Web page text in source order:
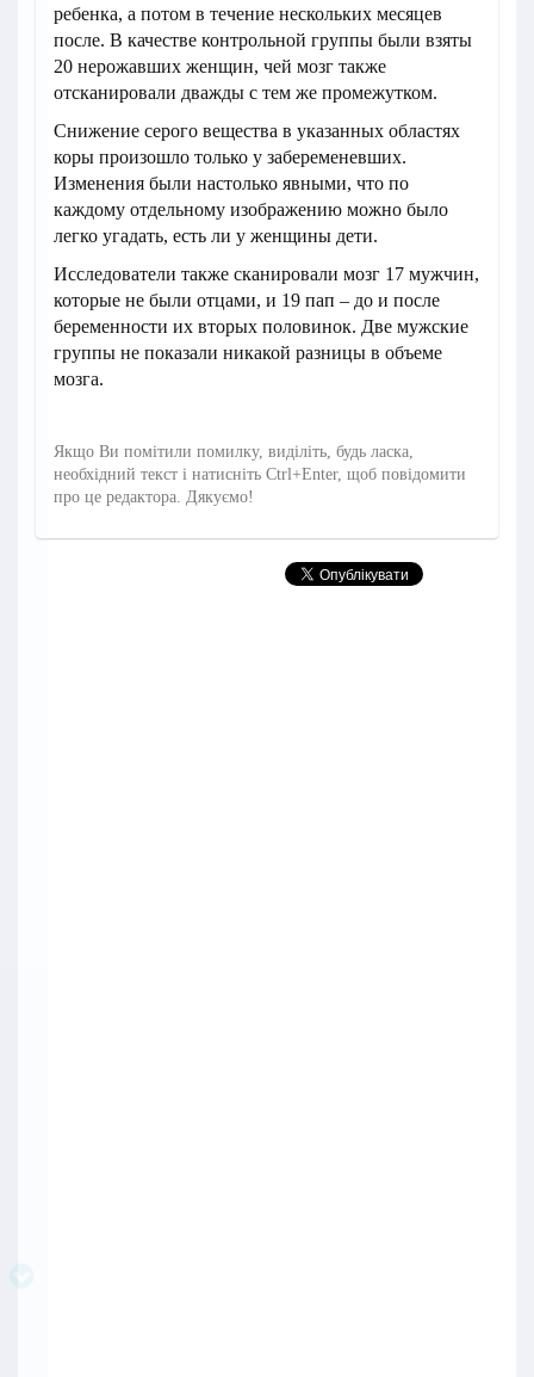
ребенка, а потом в течение нескольких месяцев
после. В качестве контрольной группы были взяты
20 нерожавших женщин, чей мозг также
отсканировали дважды с тем же промежутком.
Снижение серого вещества в указанных областях
коры произошло только у забеременевших.
Изменения были настолько явными, что по
каждому отдельному изображению можно было
легко угадать, есть ли у женщины дети.
Исследователи также сканировали мозг 17 мужчин,
которые не были отцами, и 19 пап – до и после
беременности их вторых половинок. Две мужские
группы не показали никакой разницы в объеме
мозга.
Якщо Ви помітили помилку, виділіть, будь ласка,
необхідний текст і натисніть Ctrl+Enter, щоб повідомити
про це редактора. Дякуємо!